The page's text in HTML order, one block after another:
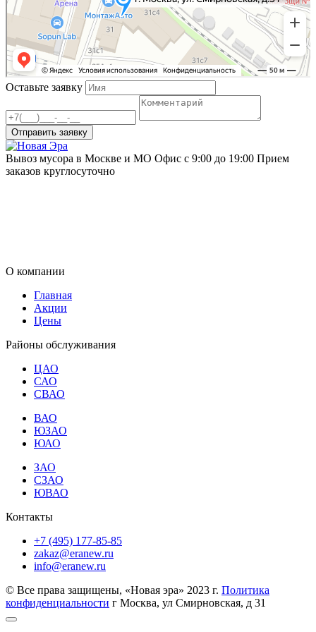
Оставьте заявку
Отправить заявку
Вывоз мусора в Москве и МО Офис с 9:00 до 19:00 Прием
заказов круглосуточно
О компании
Главная
Акции
Цены
Районы обслуживания
ЦАО
САО
СВАО
ВАО
ЮЗАО
ЮАО
ЗАО
СЗАО
ЮВАО
Контакты
+7 (495) 177-85-85
zakaz@eranew.ru
info@eranew.ru
© Все права защищены, «Новая эра» 2023 г. Политика
конфиденциальности г Москва, ул Смирновская, д 31